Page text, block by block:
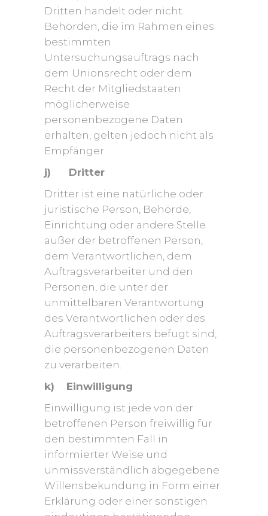
Dritten handelt oder nicht.
Behörden, die im Rahmen eines
bestimmten
Untersuchungsauftrags nach
dem Unionsrecht oder dem
Recht der Mitgliedstaaten
möglicherweise
personenbezogene Daten
erhalten, gelten jedoch nicht als
Empfänger.
j) Dritter
Dritter ist eine natürliche oder
juristische Person, Behörde,
Einrichtung oder andere Stelle
außer der betroffenen Person,
dem Verantwortlichen, dem
Auftragsverarbeiter und den
Personen, die unter der
unmittelbaren Verantwortung
des Verantwortlichen oder des
Auftragsverarbeiters befugt sind,
die personenbezogenen Daten
zu verarbeiten.
k) Einwilligung
Einwilligung ist jede von der
betroffenen Person freiwillig für
den bestimmten Fall in
informierter Weise und
unmissverständlich abgegebene
Willensbekundung in Form einer
Erklärung oder einer sonstigen